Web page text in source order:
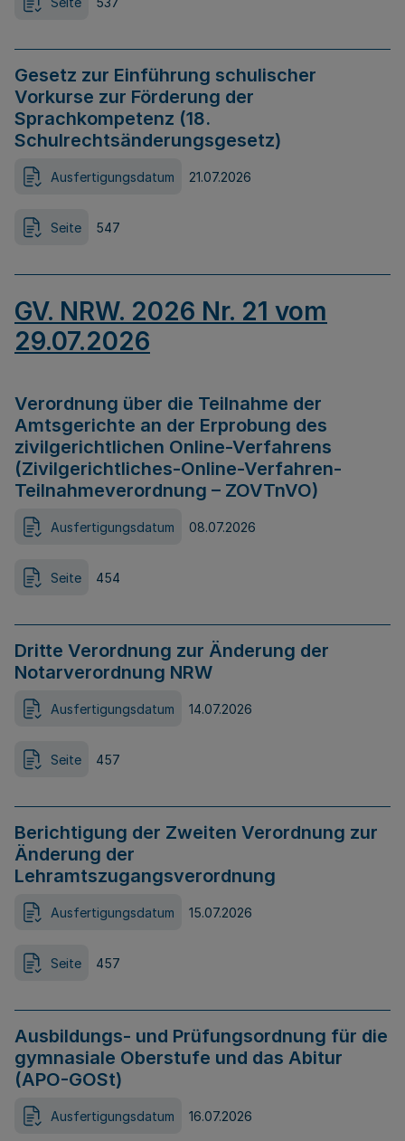
Gesetz zur Einführung schulischer
Vorkurse zur Förderung der
Sprachkompetenz (18.
Schulrechtsänderungsgesetz)
Ausfertigungsdatum 21.07.2026
Seite 547
GV. NRW. 2026 Nr. 21 vom
29.07.2026
Verordnung über die Teilnahme der
Amtsgerichte an der Erprobung des
zivilgerichtlichen Online-Verfahrens
(Zivilgerichtliches-Online-Verfahren-
Teilnahmeverordnung – ZOVTnVO)
Ausfertigungsdatum 08.07.2026
Seite 454
Dritte Verordnung zur Änderung der
Notarverordnung NRW
Ausfertigungsdatum 14.07.2026
Seite 457
Berichtigung der Zweiten Verordnung zur
Änderung der
Lehramtszugangsverordnung
Ausfertigungsdatum 15.07.2026
Seite 457
Ausbildungs- und Prüfungsordnung für die
gymnasiale Oberstufe und das Abitur
(APO-GOSt)
Ausfertigungsdatum 16.07.2026